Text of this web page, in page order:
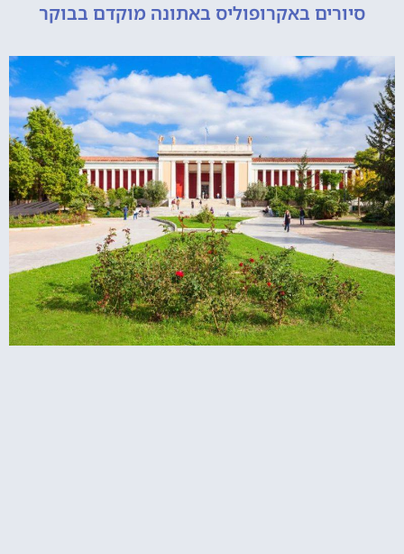
באקרופוליס באתונה מוקדם בבוקר